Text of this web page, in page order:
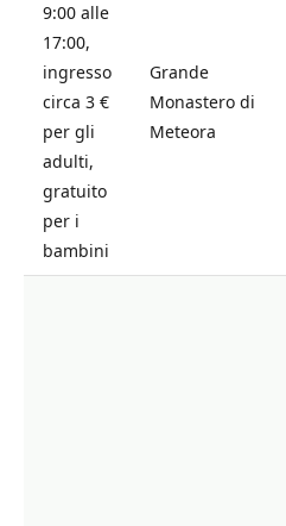
9:00 alle
17:00,
ingresso
circa 3 €
per gli
adulti,
gratuito
per i
bambini
Grande
Monastero di
Meteora